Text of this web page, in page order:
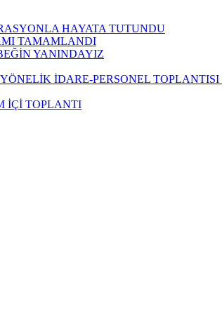
HAYATA TUTUNDU
TAMAMLANDI
YANINDAYIZ
İDARE-PERSONEL
İÇİ TOPLANTI